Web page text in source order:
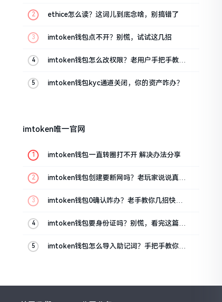
ethice怎么读？这词儿到底念啥，别搞错了
imtoken钱包点不开？别慌，试试这几招
imtoken钱包怎么改权限？老用户手把手教你
imtoken钱包kyc通道关闭，你的资产咋办？
imtoken唯一官网
imtoken钱包一直转圈打不开 解决办法分享
imtoken钱包创建要断网吗？老玩家说说真实
imtoken钱包0确认咋办？老手教你几招快速
imtoken钱包要身份证吗？别慌，看完这篇就
imtoken钱包怎么导入助记词？手把手教你找